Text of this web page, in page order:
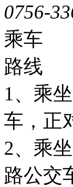
0756-
乘车
路线
1、乘
车，正
2、乘
路公交